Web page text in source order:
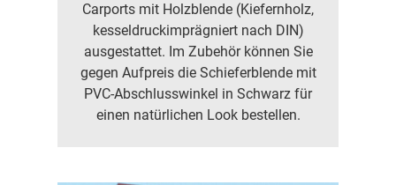
Carports mit Holzblende (Kiefernholz,
kesseldruckimprägniert nach DIN)
ausgestattet. Im Zubehör können Sie
gegen Aufpreis die Schieferblende mit
PVC-Abschlusswinkel in Schwarz für
einen natürlichen Look bestellen.